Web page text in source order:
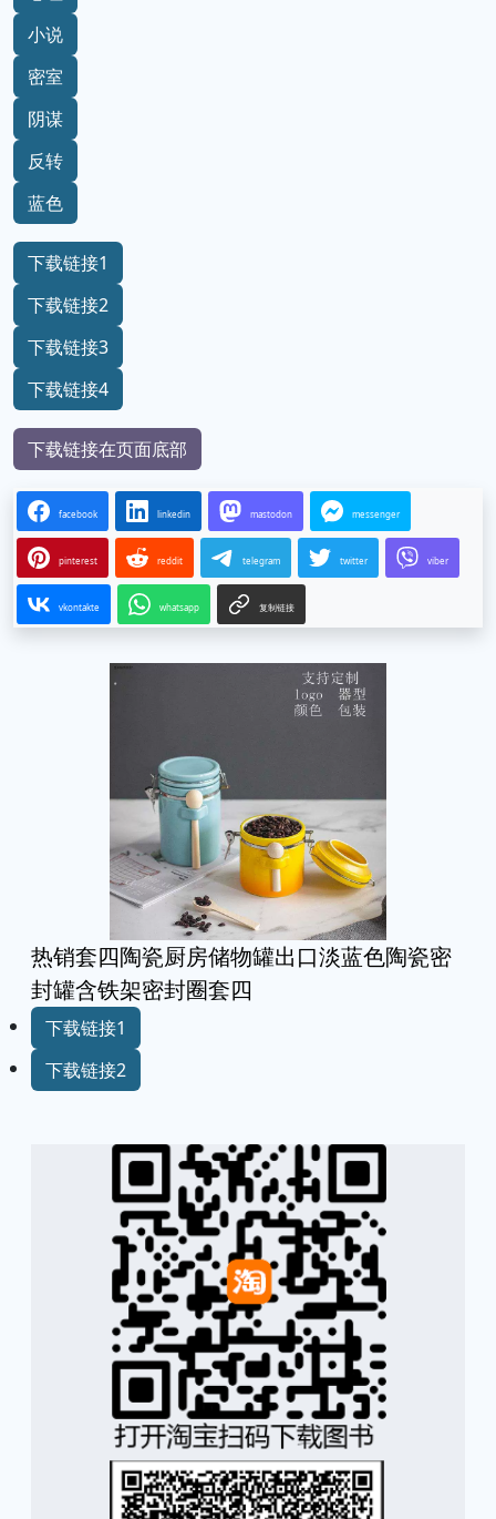
小说
密室
阴谋
反转
蓝色
下载链接1
下载链接2
下载链接3
下载链接4
下载链接在页面底部
facebook linkedin mastodon messenger
pinterest reddit telegram twitter viber
vkontakte whatsapp 复制链接
热销套四陶瓷厨房储物罐出口淡蓝色陶瓷密
封罐含铁架密封圈套四
下载链接1
下载链接2